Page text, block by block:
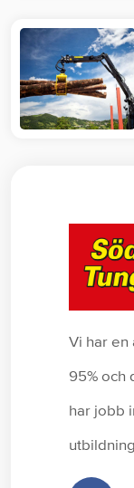
Vi har en
95% och
har jobb